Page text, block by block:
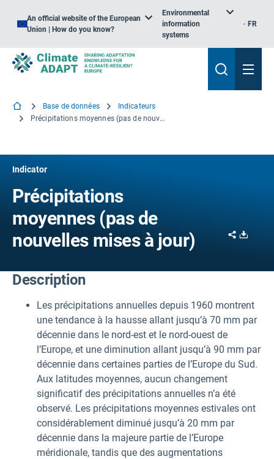
An official website of the European
Union | How do you know?
Environmental
information
systems
FR
Base de données
Indicateurs
Précipitations moyennes (pas de nouvelles mises à jour)
Indicator
Précipitations
moyennes (pas de
nouvelles mises à jour)
Share
Description
Les précipitations annuelles depuis 1960 montrent
une tendance à la hausse allant jusqu’à 70 mm par
décennie dans le nord-est et le nord-ouest de
l’Europe, et une diminution allant jusqu’à 90 mm par
décennie dans certaines parties de l’Europe du Sud.
Aux latitudes moyennes, aucun changement
significatif des précipitations annuelles n’a été
observé. Les précipitations moyennes estivales ont
considérablement diminué jusqu’à 20 mm par
décennie dans la majeure partie de l’Europe
méridionale, tandis que des augmentations